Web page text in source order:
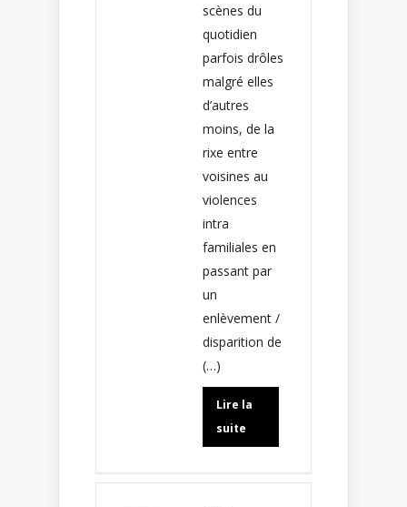
scènes du
quotidien
parfois drôles
malgré elles
d’autres
moins, de la
rixe entre
voisines au
violences
intra
familiales en
passant par
un
enlèvement /
disparition de
(…)
Lire la
suite